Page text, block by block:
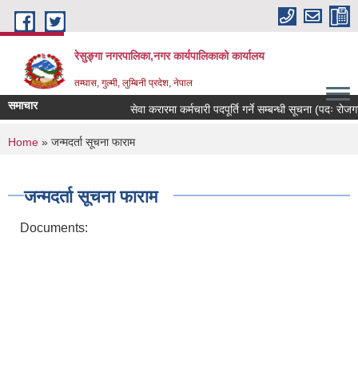
Skip to main content
रेसुङ्गा नगरपालिका,नगर कार्यपालिकाको कार्यालय
तम्घास, गुल्मी, लुम्बिनी प्रदेश, नेपाल
समाचार सेवा करारमा कर्मचारी पदपूर्ति गर्ने सम्बन्धी सूचना (पदः
You are here
Home » जन्मदर्ता सूचना फाराम
जन्मदर्ता सूचना फाराम
Documents: